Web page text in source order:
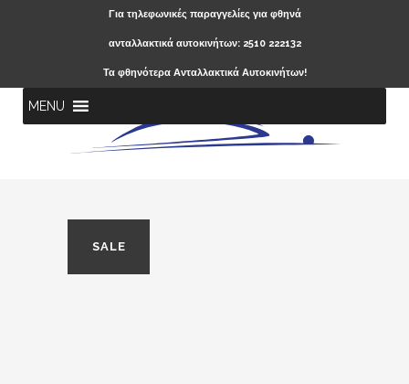
Για τηλεφωνικές παραγγελίες για φθηνά
ανταλλακτικά αυτοκινήτων: 2510 222132
Τα φθηνότερα Ανταλλακτικά Αυτοκινήτων!
MENU
SALE